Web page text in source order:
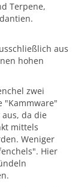
Terpene,
aus
hohen
zwei
"Kammware"
da die
mittels
Weniger
Hier